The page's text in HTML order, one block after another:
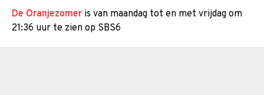
De Oranjezomer is van maandag tot en met vrijdag om
21:36 uur te zien op SBS6